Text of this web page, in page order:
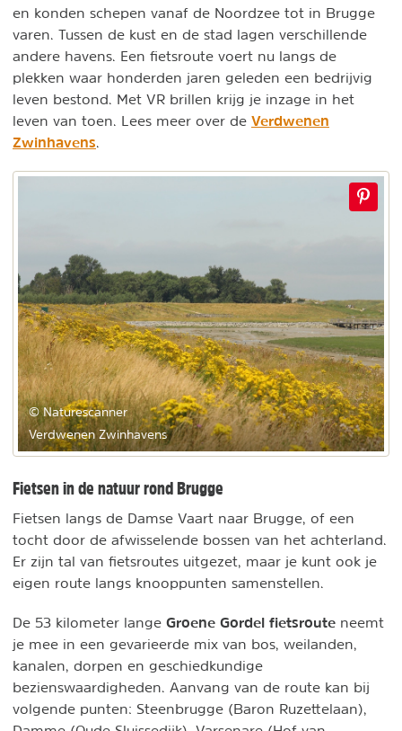
en konden schepen vanaf de Noordzee tot in Brugge
varen. Tussen de kust en de stad lagen verschillende
andere havens. Een fietsroute voert nu langs de
plekken waar honderden jaren geleden een bedrijvig
leven bestond. Met VR brillen krijg je inzage in het
leven van toen. Lees meer over de Verdwenen
Zwinhavens.
© Naturescanner
Verdwenen Zwinhavens
Fietsen in de natuur rond Brugge
Fietsen langs de Damse Vaart naar Brugge, of een
tocht door de afwisselende bossen van het achterland.
Er zijn tal van fietsroutes uitgezet, maar je kunt ook je
eigen route langs knooppunten samenstellen.
De 53 kilometer lange Groene Gordel fietsroute neemt
je mee in een gevarieerde mix van bos, weilanden,
kanalen, dorpen en geschiedkundige
bezienswaardigheden. Aanvang van de route kan bij
volgende punten: Steenbrugge (Baron Ruzettelaan),